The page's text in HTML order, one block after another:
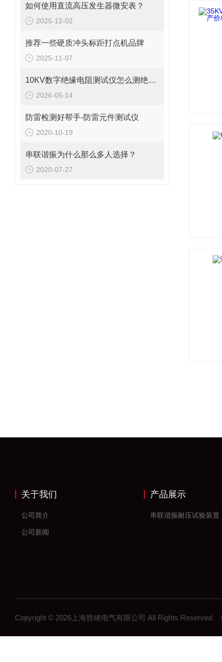
如何使用直流高压发生器微安表？
2025-12-02
推荐一些硬质冲头标距打点机品牌
2025-11-07
10KV数字绝缘电阻测试仪怎么测绝缘电阻的？
2026-05-14
防雷检测好帮手-防雷元件测试仪
2020-10-19
串联谐振为什么那么多人选择？
2020-07-27
关于我们
公司简介
公司新闻
产品展示
串联谐振耐压试验装置
Copyright © 2026上海胜绪电气有限公司 All Rights Reserved